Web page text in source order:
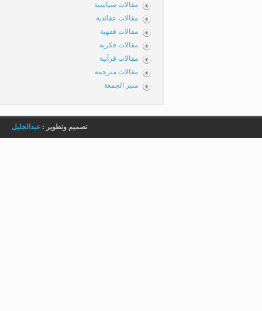
مقالات سياسية
مقالات عقائدية
مقالات فقهية
مقالات فكرية
مقالات قرآنية
مقالات مترجمة
منبر الجمعة
تصميم وتطوير : عبدالجليل